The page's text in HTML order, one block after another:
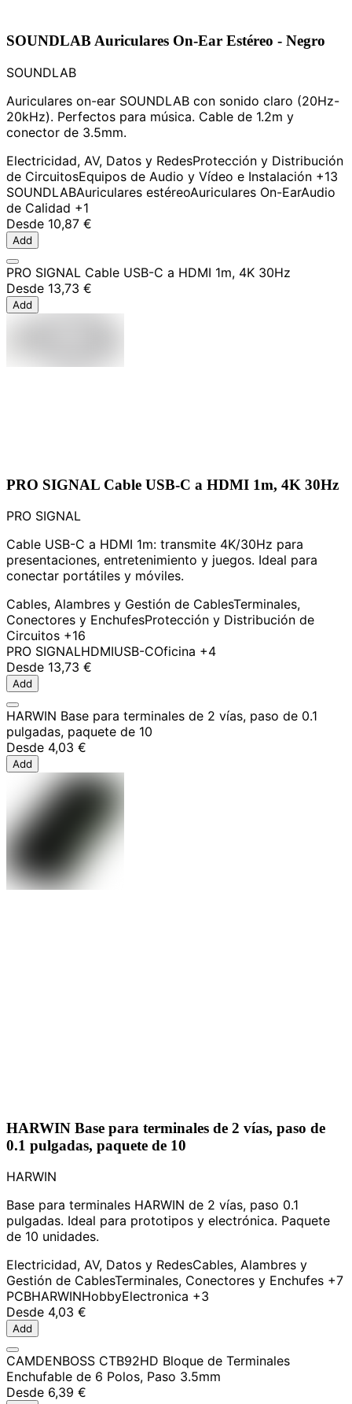
SOUNDLAB Auriculares On-Ear Estéreo - Negro
SOUNDLAB
Auriculares on-ear SOUNDLAB con sonido claro (20Hz-
20kHz). Perfectos para música. Cable de 1.2m y
conector de 3.5mm.
Electricidad, AV, Datos y RedesProtección y Distribución
de CircuitosEquipos de Audio y Vídeo e Instalación +13
SOUNDLABAuriculares estéreoAuriculares On-EarAudio
de Calidad +1
Desde 10,87 €
Add
PRO SIGNAL Cable USB-C a HDMI 1m, 4K 30Hz
Desde 13,73 €
Add
PRO SIGNAL Cable USB-C a HDMI 1m, 4K 30Hz
PRO SIGNAL
Cable USB-C a HDMI 1m: transmite 4K/30Hz para
presentaciones, entretenimiento y juegos. Ideal para
conectar portátiles y móviles.
Cables, Alambres y Gestión de CablesTerminales,
Conectores y EnchufesProtección y Distribución de
Circuitos +16
PRO SIGNALHDMIUSB-COficina +4
Desde 13,73 €
Add
HARWIN Base para terminales de 2 vías, paso de 0.1
pulgadas, paquete de 10
Desde 4,03 €
Add
HARWIN Base para terminales de 2 vías, paso de
0.1 pulgadas, paquete de 10
HARWIN
Base para terminales HARWIN de 2 vías, paso 0.1
pulgadas. Ideal para prototipos y electrónica. Paquete
de 10 unidades.
Electricidad, AV, Datos y RedesCables, Alambres y
Gestión de CablesTerminales, Conectores y Enchufes +7
PCBHARWINHobbyElectronica +3
Desde 4,03 €
Add
CAMDENBOSS CTB92HD Bloque de Terminales
Enchufable de 6 Polos, Paso 3.5mm
Desde 6,39 €